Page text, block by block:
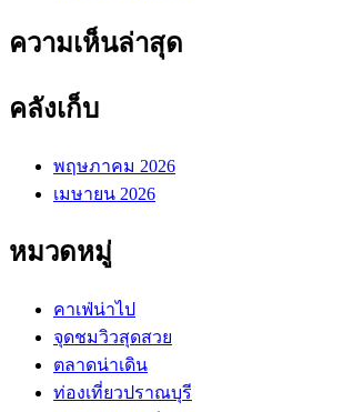
ความเห็นล่าสุด
คลังเก็บ
พฤษภาคม 2026
เมษายน 2026
หมวดหมู่
คาเฟ่น่าไป
จุดชมวิวสุดสวย
ตลาดน่าเดิน
ท่องเที่ยวปราณบุรี